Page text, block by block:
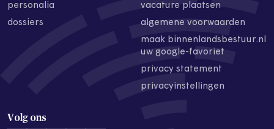
personalia
dossiers
vacature plaatsen
algemene voorwaarden
maak binnenlandsbestuur.nl
uw google-favoriet
privacy statement
privacyinstellingen
Volg ons